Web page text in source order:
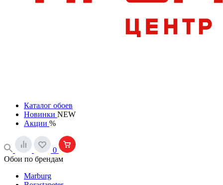
Каталог обоев
Новинки NEW
Акции %
0
Обои по брендам
Marburg